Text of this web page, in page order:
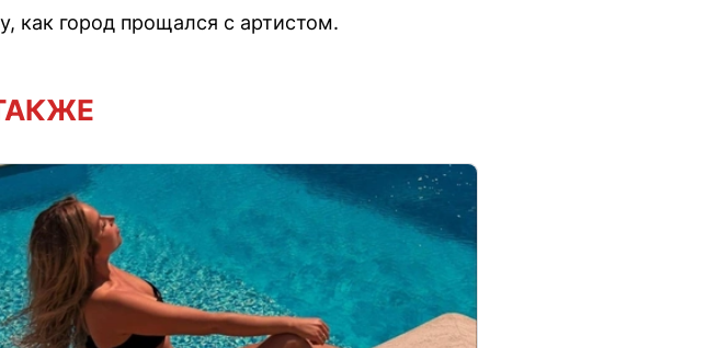
как город прощался с артистом.